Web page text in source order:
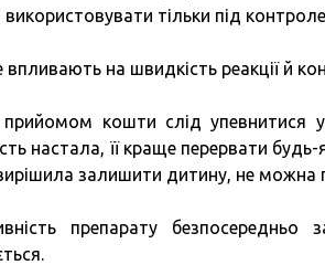
тільки під
впливають на швидкість реакції й
кошти слід упевнитися у
настала, її краще перервати
залишити дитину, не можна
препарату